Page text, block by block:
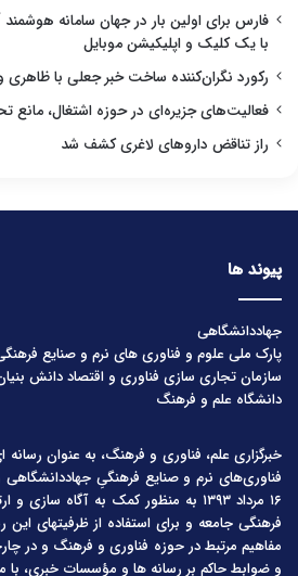
فارس برای اولین بار در جهان سامانه
با یک کلیک و اپلیکیشن موبایل
رکورد نگران‌کننده ساخت خبر جعلی با
فعالیت‌های جزیره‌ای در حوزه اشتغال،
راز تناقض داروهای لاغری کشف شد
پیوند ها
جهاددانشگاهی
پارک ملی علوم و فناوری های نرم و صنایع
سازمان تجاری سازی فناوری و اقتصاد دانش
دانشگاه علم و فرهنگ
خبرگزاری علم، فناوری و فرهنگ، به عنوان
فناوری‌های نرم و صنایع فرهنگیِ جهاددانشگاهی
۱۶ مرداد ۱۳۹۳ به منظور کمک به آگاه
فرهنگی جامعه و برای استفاده از ظرفیتهای
مفاهیم مرتبط در حوزه فناوری و فرهنگ و در
و ضوابط حاکم بر رسانه ها و مؤسسات خبری،